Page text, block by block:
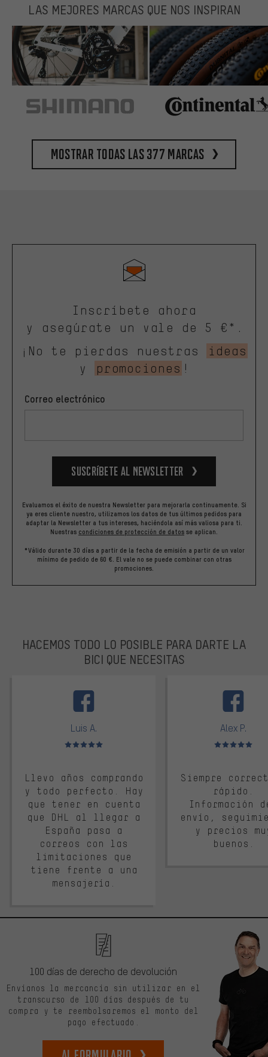
LAS MEJORES MARCAS QUE NOS INSPIRAN
Mostrar todas las 377 marcas
Inscríbete ahora
y asegúrate un vale de 5 €*.
¡No te pierdas nuestras
ideas
y
promociones !
Correo electrónico
Suscríbete al newsletter
Evaluamos el éxito de nuestra Newsletter para mejorarla continuamente. Si
ya eres cliente nuestro, utilizamos los datos de tus últimos pedidos para
adaptar la Newsletter a tus intereses, haciéndola así más valiosa para ti.
Nuestras condiciones de protección de datos se aplican.
*Válido durante 30 días a partir de la fecha de emisión a partir de un valor
mínimo de pedido de 60 €. El vale no se puede combinar con otras
promociones.
HACEMOS TODO LO POSIBLE PARA DARTE LA
BICI QUE NECESITAS
Luis A.
Valoración media: 5 de 5
Llevo años comprando
y todo perfecto. Hay
que tener en cuenta
que DHL al llegar a
España pasa a
correos con las
limitaciones que
tiene frente a una
mensajería.
Alex P.
Valoración
Siempre
rápido.
Información
envío,
y precios
buenos.
100 días de derecho de devolución
Envíanos la mercancía sin utilizar en el
transcurso de 100 días después de tu
compra y te reembolsaremos el monto del
pago efectuado.